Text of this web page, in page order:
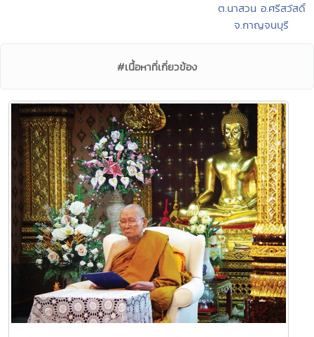
ต.นาสวน อ.ศรีสวัสดิ์
จ.กาญจนบุรี
#เนื้อหาที่เกี่ยวข้อง